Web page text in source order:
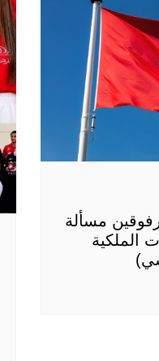
مسألة
الملكية